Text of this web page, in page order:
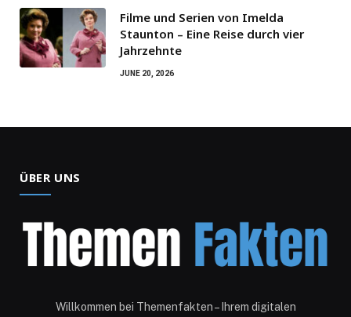
Filme und Serien von Imelda
Staunton – Eine Reise durch vier
Jahrzehnte
JUNE 20, 2026
ÜBER UNS
Willkommen bei Themenfakten – Ihrem digitalen